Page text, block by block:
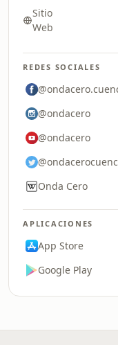
Sitio
Web
REDES SOCIALES
@ondacero
@ondacero
Onda Cero
APLICACIONES
App Store
Google Play